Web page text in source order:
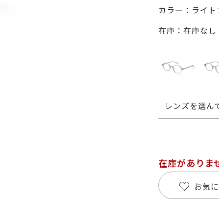
カラー：ライ
在庫：在庫なし
レンズを選ん
在庫がありま
お気